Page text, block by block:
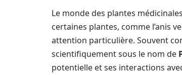
Le monde des plantes
certaines plantes, comme l’anis
attention particulière. Souvent
scientifiquement sous le nom de
potentielle et ses interactions